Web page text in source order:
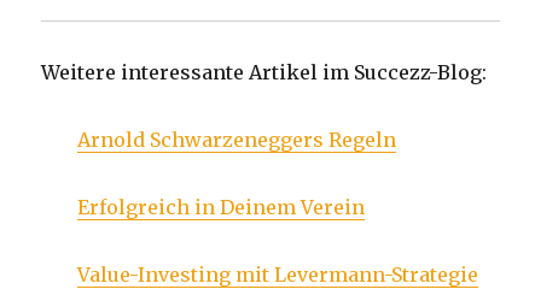
Weitere interessante Artikel im Succezz-Blog:
Arnold Schwarzeneggers Regeln
Erfolgreich in Deinem Verein
Value-Investing mit Levermann-Strategie